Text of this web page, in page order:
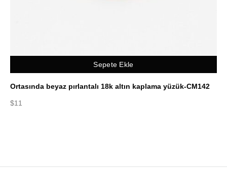
Sepete Ekle
Ortasında beyaz pırlantalı 18k altın kaplama yüzük-CM142
$11